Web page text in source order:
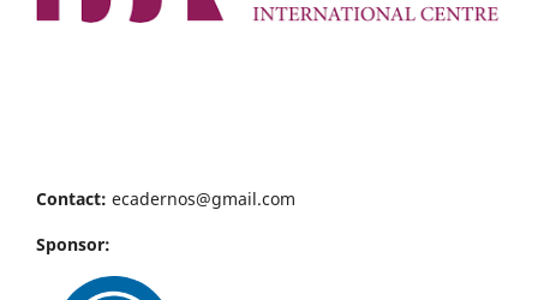
Contact: ecadernos@gmail.com
Sponsor: